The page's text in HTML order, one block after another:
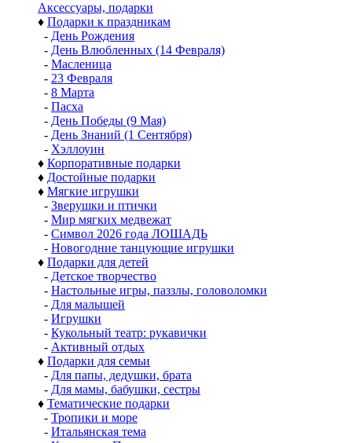
Аксессуары, подарки
♦ Подарки к праздникам
- День Рождения
- День Влюбленных (14 Февраля)
- Масленица
- 23 Февраля
- 8 Марта
- Пасха
- День Победы (9 Мая)
- День Знаний (1 Сентября)
- Хэллоуин
♦ Корпоративные подарки
♦ Достойные подарки
♦ Мягкие игрушки
- Зверушки и птички
- Мир мягких медвежат
- Символ 2026 года ЛОШАДЬ
- Новогодние танцующие игрушки
♦ Подарки для детей
- Детское творчество
- Настольные игры, паззлы, головоломки
- Для малышей
- Игрушки
- Кукольный театр: рукавички
- Активный отдых
♦ Подарки для семьи
- Для папы, дедушки, брата
- Для мамы, бабушки, сестры
♦ Тематические подарки
- Тропики и море
- Итальянская тема